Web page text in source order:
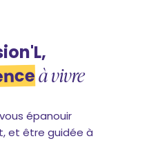
à vivre
épanouir
et être guidée à